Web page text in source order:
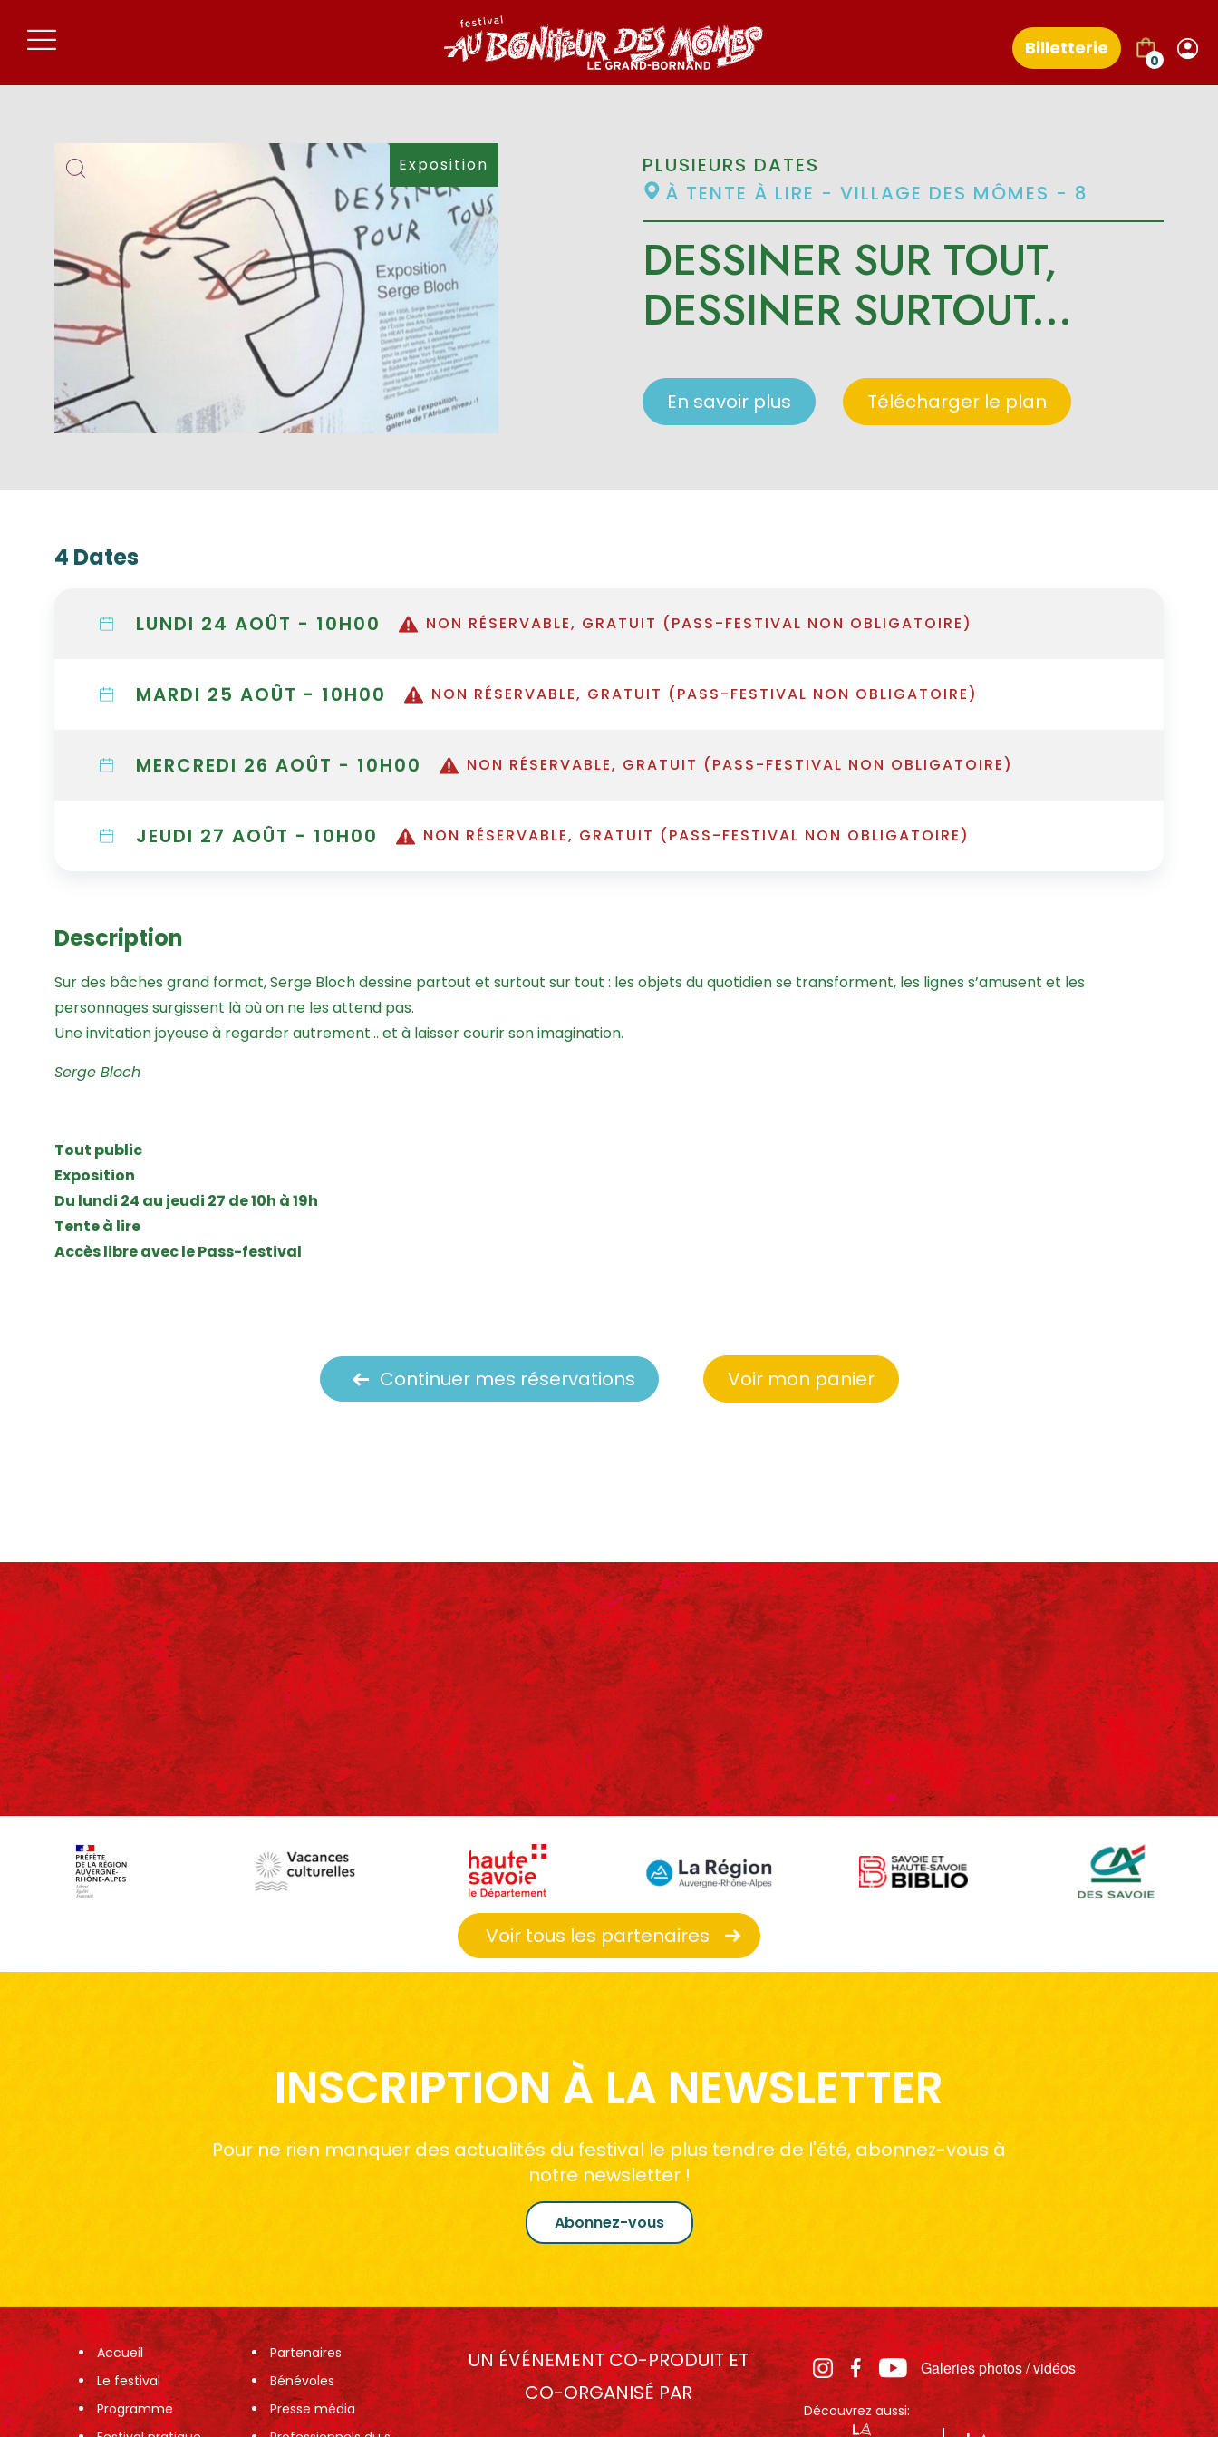
Billetterie
0
Exposition
PLUSIEURS DATES
À TENTE À LIRE - VILLAGE DES MÔMES - 8
DESSINER SUR TOUT,
DESSINER SURTOUT...
Télécharger le plan
En savoir plus
4 Dates
LUNDI 24 AOÛT - 10H00 NON RÉSERVABLE, GRATUIT (PASS-FESTIVAL NON OBLIGATOIRE)
MARDI 25 AOÛT - 10H00 NON RÉSERVABLE, GRATUIT (PASS-FESTIVAL NON OBLIGATOIRE)
MERCREDI 26 AOÛT - 10H00 NON RÉSERVABLE, GRATUIT (PASS-FESTIVAL NON OBLIGATOIRE)
JEUDI 27 AOÛT - 10H00 NON RÉSERVABLE, GRATUIT (PASS-FESTIVAL NON OBLIGATOIRE)
Description
Sur des bâches grand format, Serge Bloch dessine partout et surtout sur tout : les objets du quotidien se transforment, les lignes s’amusent et les
personnages surgissent là où on ne les attend pas.
Une invitation joyeuse à regarder autrement… et à laisser courir son imagination.
Serge Bloch
Tout public
Exposition
Du lundi 24 au jeudi 27 de 10h à 19h
Tente à lire
Accès libre avec le Pass-festival
Continuer mes réservations Voir mon panier
Voir tous les partenaires
INSCRIPTION À LA NEWSLETTER
Pour ne rien manquer des actualités du festival le plus tendre de l'été, abonnez-vous à
notre newsletter !
Abonnez-vous
Accueil
Le festival
Programme
Partenaires
Bénévoles
Presse média
UN ÉVÉNEMENT CO-PRODUIT ET
CO-ORGANISÉ PAR
Galeries photos / vidéos
Découvrez aussi: